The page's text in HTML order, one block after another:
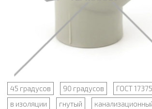
45 градусов 90 градусов
ГОСТ
в изоляции
гнутый